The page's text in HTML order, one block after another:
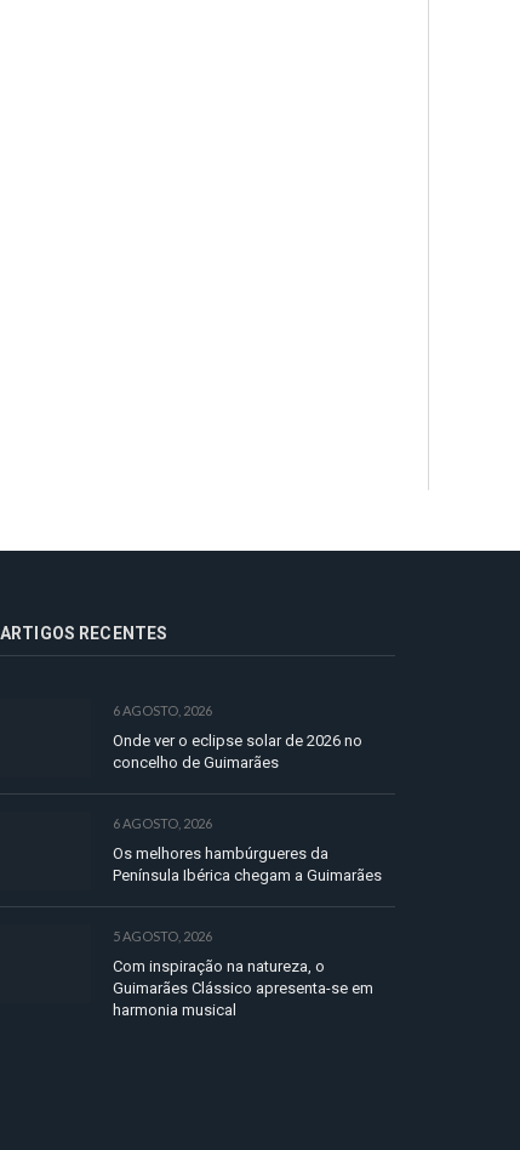
ARTIGOS RECENTES
6 AGOSTO, 2026
Onde ver o eclipse solar de 2026 no
concelho de Guimarães
6 AGOSTO, 2026
Os melhores hambúrgueres da
Península Ibérica chegam a Guimarães
5 AGOSTO, 2026
Com inspiração na natureza, o
Guimarães Clássico apresenta-se em
harmonia musical